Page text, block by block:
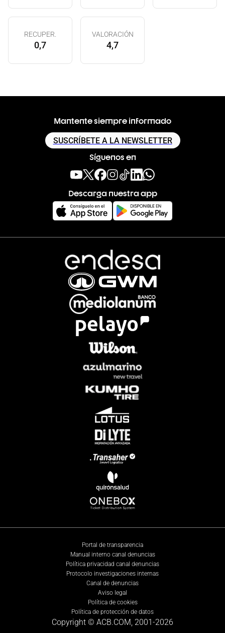
RECUPER.
0,7
VALORACIÓN
4,7
Mantente siempre informado
SUSCRÍBETE A LA NEWSLETTER
Síguenos en
Descarga nuestra app
Portal de transparencia
Manual interno canal denuncias
Política privacidad canal denuncias
Protocolo investigaciones internas
Canal de denuncias
Aviso legal
Política de cookies
Política de protección de datos
Copyright © ACB.COM, 2001-2026